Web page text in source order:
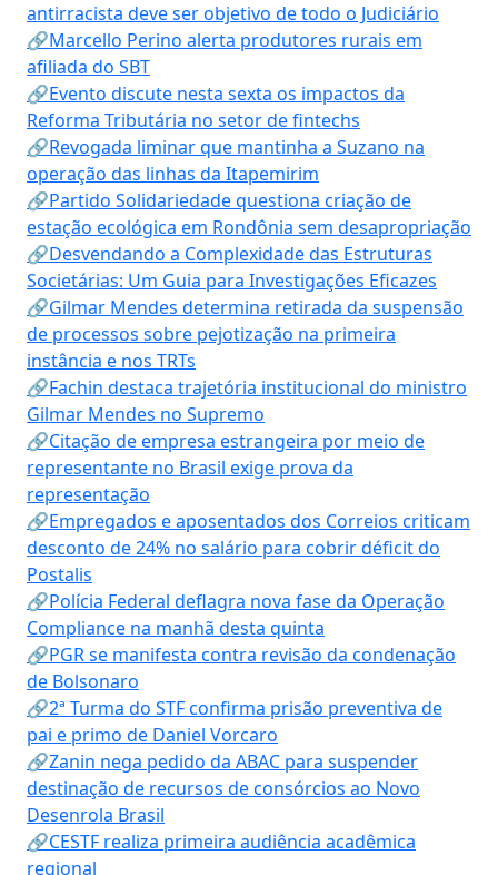
antirracista deve ser objetivo de todo o Judiciário
🔗Marcello Perino alerta produtores rurais em
afiliada do SBT
🔗Evento discute nesta sexta os impactos da
Reforma Tributária no setor de fintechs
🔗Revogada liminar que mantinha a Suzano na
operação das linhas da Itapemirim
🔗Partido Solidariedade questiona criação de
estação ecológica em Rondônia sem desapropriação
🔗Desvendando a Complexidade das Estruturas
Societárias: Um Guia para Investigações Eficazes
🔗Gilmar Mendes determina retirada da suspensão
de processos sobre pejotização na primeira
instância e nos TRTs
🔗Fachin destaca trajetória institucional do ministro
Gilmar Mendes no Supremo
🔗Citação de empresa estrangeira por meio de
representante no Brasil exige prova da
representação
🔗Empregados e aposentados dos Correios criticam
desconto de 24% no salário para cobrir déficit do
Postalis
🔗Polícia Federal deflagra nova fase da Operação
Compliance na manhã desta quinta
🔗PGR se manifesta contra revisão da condenação
de Bolsonaro
🔗2ª Turma do STF confirma prisão preventiva de
pai e primo de Daniel Vorcaro
🔗Zanin nega pedido da ABAC para suspender
destinação de recursos de consórcios ao Novo
Desenrola Brasil
🔗CESTF realiza primeira audiência acadêmica
regional